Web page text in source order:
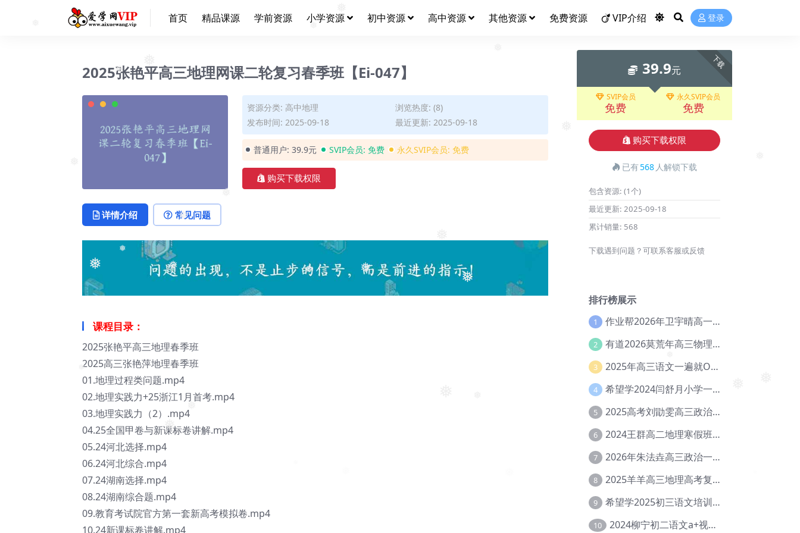
❅
❅
❅
❅ ❅
❅
❅
❅
❅
❅
❅
❅
首页 精品课源 学前资源 小学资源 初中资源 高中资源 其他资源 免费资源 VIP介绍 登录
2025张艳平高三地理网课二轮复习春季班【Ei-047】
资源分类: 高中地理
浏览热度: (8)
发布时间: 2025-09-18
最近更新: 2025-09-18
普通用户: 39.9元 SVIP会员: 免费 永久SVIP会员: 免费
购买下载权限
详情介绍 常见问题
课程目录：
2025张艳平高三地理春季班
2025高三张艳萍地理春季班
01.地理过程类问题.mp4
02.地理实践力+25浙江1月首考.mp4
03.地理实践力（2）.mp4
04.25全国甲卷与新课标卷讲解.mp4
05.24河北选择.mp4
06.24河北综合.mp4
07.24湖南选择.mp4
08.24湖南综合题.mp4
09.教育考试院官方第一套新高考模拟卷.mp4
10.24新课标卷讲解.mp4
下载
39.9元
SVIP会员
免费
永久SVIP会员
免费
购买下载权限
已有568 人解锁下载
包含资源: (1个)
最近更新: 2025-09-18
累计销量: 568
下载遇到问题？可联系客服或反馈
排行榜展示
1 作业帮2026年卫宇晴高一英语s上学期暑假班【冲顶班】【Ec-003】
2 有道2026莫荒年高三物理一轮复习暑假班网课教程【Ef-044】
3 2025年高三语文一遍就OK高中语文体系课【Ea-028】
4 希望学2024闫舒月小学一年级英语视频教程+讲义【Cc-004】
5 2025高考刘勖雯高三政治三轮复习网课教程【Eh-061】
6 2024王群高二地理寒假班教程【Ei-075】
7 2026年朱法垚高三政治一轮复习暑假班【Eh-041】
8 2025羊羊高三地理高考复习视频教程+讲义【Ei-051】
9 希望学2025初三语文培训班秋上A+班（秋上·全国版·A+）【Da-031】
10 2024柳宁初二语文a+视频教程+课堂笔记+讲义（暑假班+秋季班）【Da-003】